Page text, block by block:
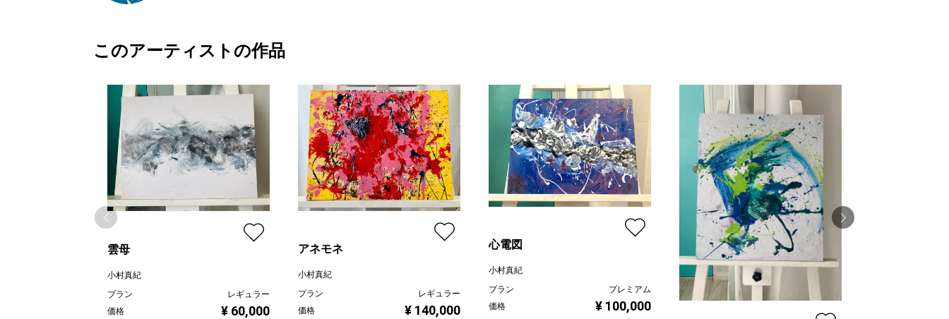
このアーティストの作品
雲母
小村真紀
プラン
レギュラー
価格
¥ 60,000
アネモネ
小村真紀
プラン
レギュラー
価格
¥ 140,000
心電図
小村真紀
プラン
プレミアム
価格
¥ 100,000